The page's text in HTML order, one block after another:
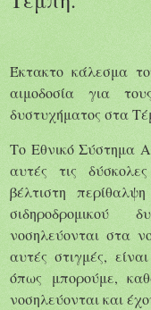
Έκτακτο κάλεσμα
αιμοδοσία για
δυστυχήματος στα
Το Εθνικό Σύστημα
αυτές τις
βέλτιστη
νοσηλεύονται στα
αυτές στιγμές,
όπως μπορούμε,
νοσηλεύονται και